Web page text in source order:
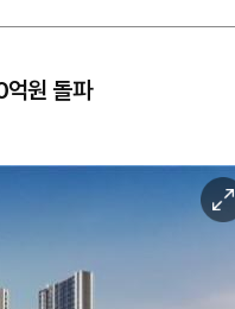
원 돌파
이
미